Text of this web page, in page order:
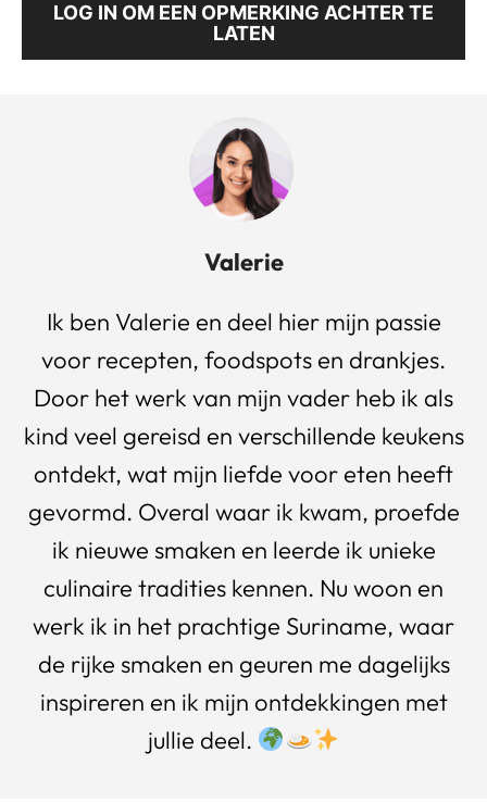
LOG IN OM EEN OPMERKING ACHTER TE
LATEN
Valerie
Ik ben Valerie en deel hier mijn passie
voor recepten, foodspots en drankjes.
Door het werk van mijn vader heb ik als
kind veel gereisd en verschillende keukens
ontdekt, wat mijn liefde voor eten heeft
gevormd. Overal waar ik kwam, proefde
ik nieuwe smaken en leerde ik unieke
culinaire tradities kennen. Nu woon en
werk ik in het prachtige Suriname, waar
de rijke smaken en geuren me dagelijks
inspireren en ik mijn ontdekkingen met
jullie deel.